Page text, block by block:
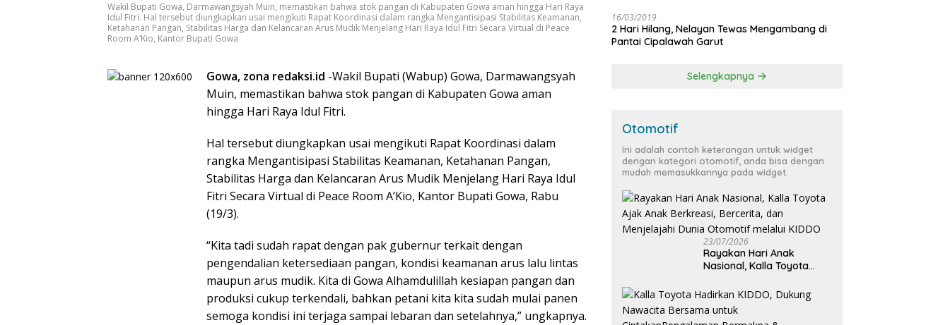
Wakil Bupati Gowa, Darmawangsyah Muin, memastikan bahwa stok pangan di Kabupaten Gowa aman hingga Hari Raya
Idul Fitri. Hal tersebut diungkapkan usai mengikuti Rapat Koordinasi dalam rangka Mengantisipasi Stabilitas Keamanan,
Ketahanan Pangan, Stabilitas Harga dan Kelancaran Arus Mudik Menjelang Hari Raya Idul Fitri Secara Virtual di Peace
Room A’Kio, Kantor Bupati Gowa
Gowa, zona redaksi.id -Wakil Bupati (Wabup) Gowa, Darmawangsyah
Muin, memastikan bahwa stok pangan di Kabupaten Gowa aman
hingga Hari Raya Idul Fitri.
Hal tersebut diungkapkan usai mengikuti Rapat Koordinasi dalam
rangka Mengantisipasi Stabilitas Keamanan, Ketahanan Pangan,
Stabilitas Harga dan Kelancaran Arus Mudik Menjelang Hari Raya Idul
Fitri Secara Virtual di Peace Room A’Kio, Kantor Bupati Gowa, Rabu
(19/3).
“Kita tadi sudah rapat dengan pak gubernur terkait dengan
pengendalian ketersediaan pangan, kondisi keamanan arus lalu lintas
maupun arus mudik. Kita di Gowa Alhamdulillah kesiapan pangan dan
produksi cukup terkendali, bahkan petani kita kita sudah mulai panen
semoga kondisi ini terjaga sampai lebaran dan setelahnya,” ungkapnya.
16/03/2019
2 Hari Hilang, Nelayan Tewas Mengambang di
Pantai Cipalawah Garut
Selengkapnya
Otomotif
Ini adalah contoh keterangan untuk widget
dengan kategori otomotif, anda bisa dengan
mudah memasukkannya pada widget.
23/07/2026
Rayakan Hari Anak
Nasional, Kalla Toyota
Bercerita, dan Menjelajahi
Dunia Otomotif melalui
KIDDO